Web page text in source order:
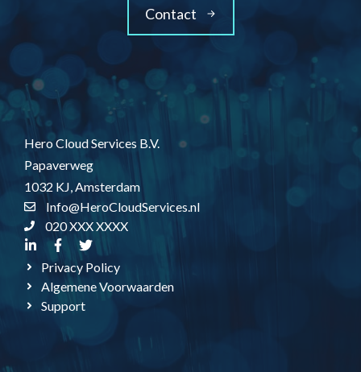
Contact
Hero Cloud Services B.V.
Papaverweg
1032 KJ, Amsterdam
Info@HeroCloudServices.nl
020 XXX XXXX
Privacy Policy
Algemene Voorwaarden
Support